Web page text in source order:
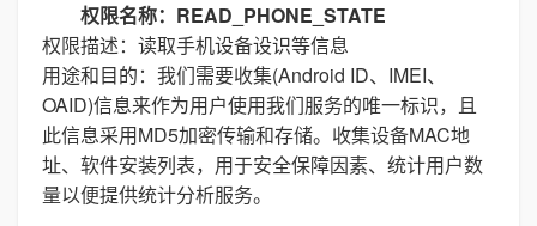
权限名称：READ_PHONE_STATE
权限描述：读取手机设备设识等信息
用途和目的：我们需要收集(Android ID、IMEI、
OAID)信息来作为用户使用我们服务的唯一标识，且
此信息采用MD5加密传输和存储。收集设备MAC地
址、软件安装列表，用于安全保障因素、统计用户数
量以便提供统计分析服务。